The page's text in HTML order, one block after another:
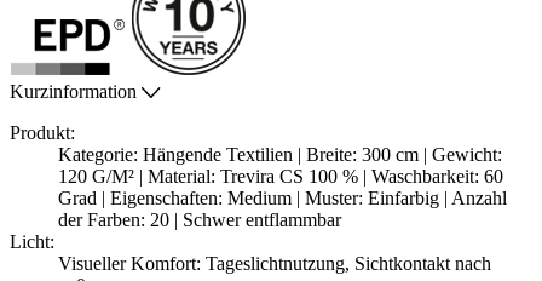
Kurzinformation
Produkt:
Kategorie: Hängende Textilien | Breite: 300 cm | Gewicht:
120 G/M² | Material: Trevira CS 100 % | Waschbarkeit: 60
Grad | Eigenschaften: Medium | Muster: Einfarbig | Anzahl
der Farben: 20 | Schwer entflammbar
Licht:
Visueller Komfort: Tageslichtnutzung, Sichtkontakt nach